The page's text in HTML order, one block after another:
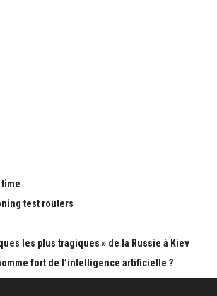
test routers
les plus tragiques » de la Russie à Kiev
fort de l’intelligence artificielle ?